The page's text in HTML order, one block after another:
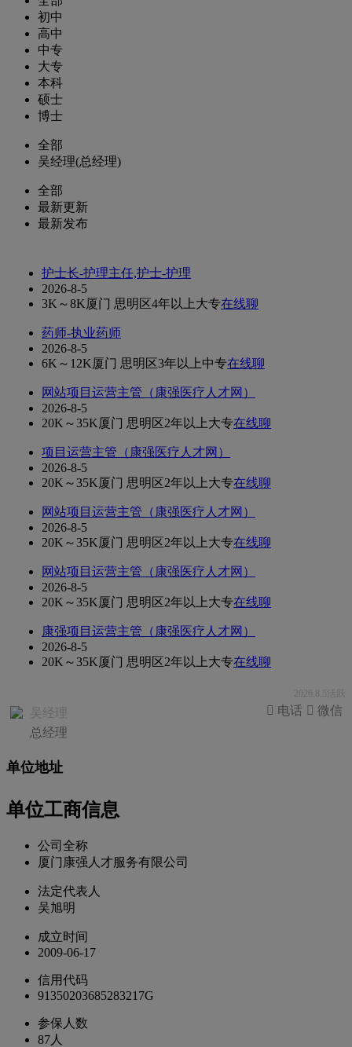
初中
高中
中专
大专
本科
硕士
博士
全部
吴经理(总经理)
全部
最新更新
最新发布
护士长-护理主任,护士-护理
2026-8-5
3K～8K厦门 思明区4年以上大专在线聊
药师-执业药师
2026-8-5
6K～12K厦门 思明区3年以上中专在线聊
网站项目运营主管（康强医疗人才网）
2026-8-5
20K～35K厦门 思明区2年以上大专在线聊
项目运营主管（康强医疗人才网）
2026-8-5
20K～35K厦门 思明区2年以上大专在线聊
网站项目运营主管（康强医疗人才网）
2026-8-5
20K～35K厦门 思明区2年以上大专在线聊
网站项目运营主管（康强医疗人才网）
2026-8-5
20K～35K厦门 思明区2年以上大专在线聊
康强项目运营主管（康强医疗人才网）
2026-8-5
20K～35K厦门 思明区2年以上大专在线聊
2026.8.5活跃
吴经理
总经理
 微信
 电话
单位地址
单位工商信息
公司全称
厦门康强人才服务有限公司
法定代表人
吴旭明
成立时间
2009-06-17
信用代码
91350203685283217G
参保人数
87人